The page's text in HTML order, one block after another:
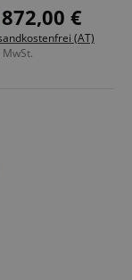
872,00 €
(AT)
MwSt.